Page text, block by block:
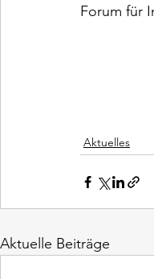
Forum für
Aktuelles
Aktuelle Beiträge